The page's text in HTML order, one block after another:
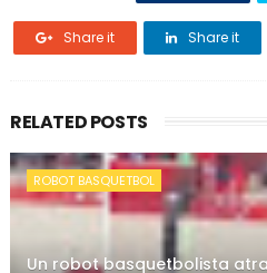
Share it Share it
RELATED POSTS
ROBOT BASQUETBOL
Un robot basquetbolista